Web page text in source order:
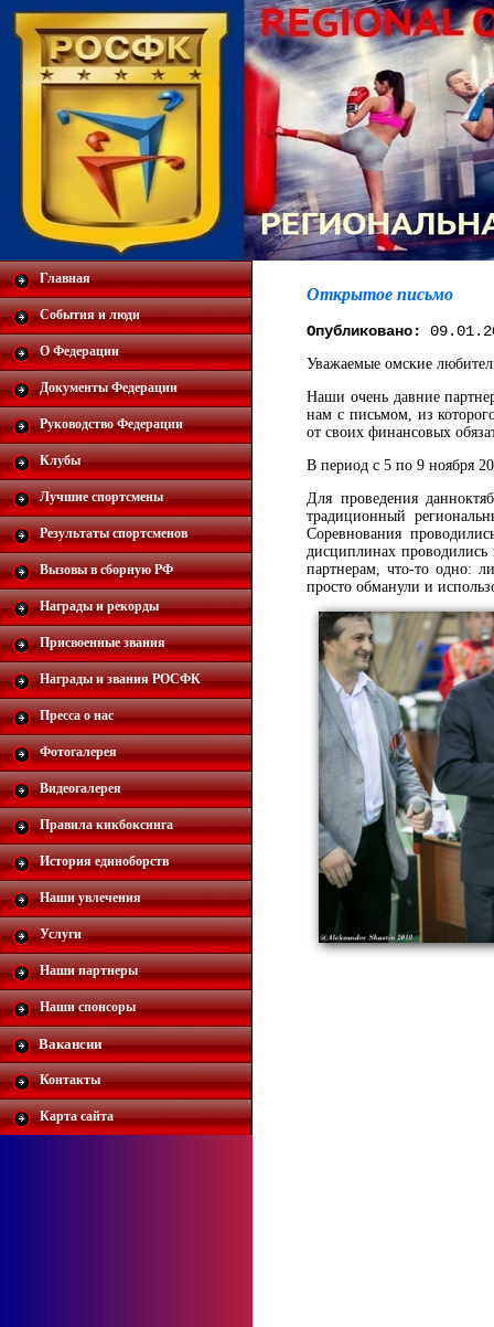
Главная
События и люди
О Федерации
Документы Федерации
Руководство Федерации
Клубы
Лучшие спортсмены
Результаты спортсменов
Вызовы в сборную РФ
Награды и рекорды
Присвоенные звания
Награды и звания РОСФК
Пресса о нас
Фотогалерея
Видеогалерея
Правила кикбоксинга
История единоборств
Наши увлечения
Услуги
Наши партнеры
Наши спонсоры
Вакансии
Контакты
Карта сайта
Открытое письмо
Опубликовано:
Уважаемые омские
Наши очень давние
нам с письмом, из
от своих финансовых
В период с 5 по 9 ноября
Для проведения
традиционный
Соревнования
дисциплинах
партнерам, что-то одно:
просто обманули и